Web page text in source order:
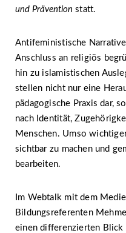
und Prävention statt.
Antifeministische
Anschluss an religiös
hin zu islamistischen
stellen nicht nur eine
pädagogische Praxis dar,
nach Identität,
Menschen. Umso
sichtbar zu machen und
bearbeiten.
Im Webtalk mit dem
Bildungsreferenten
einen differenzierten Blick